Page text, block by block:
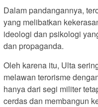
Dalam pandangannya,
yang melibatkan
ideologi dan psikologi
dan propaganda.
Oleh karena itu, Ulta
melawan terorisme
hanya dari segi militer
cerdas dan membangun